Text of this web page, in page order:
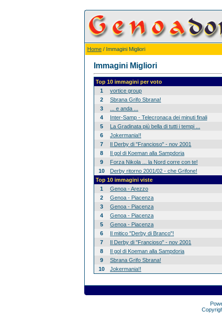
Home / Immagini Migliori
Immagini Migliori
Top 10 immagini per voto
1
vortice group
2
Sbrana Grifo Sbrana!
3
... e anda ...
4
Inter-Samp - Telecronaca dei minuti finali
5
La Gradinata più bella di tutti i tempi ...
6
Jokermania!!
7
Il Derby di "Francioso" - nov 2001
8
Il gol di Koeman alla Sampdoria
9
Forza Nikola ... la Nord corre con te!
10
Derby ritorno 2001/02 - che Grifone!
Top 10 immagini viste
1
Genoa - Arezzo
2
Genoa - Piacenza
3
Genoa - Piacenza
4
Genoa - Piacenza
5
Genoa - Piacenza
6
Il mitico "Derby di Branco"!
7
Il Derby di "Francioso" - nov 2001
8
Il gol di Koeman alla Sampdoria
9
Sbrana Grifo Sbrana!
10
Jokermania!!